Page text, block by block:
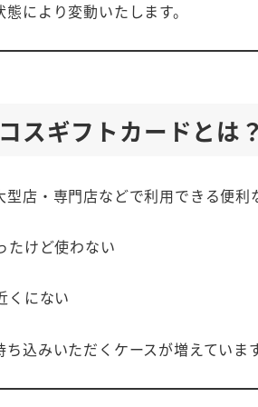
により変動いたします。
スギフトカードとは？
店・専門店などで利用できる便利
たけど使わない
くにない
込みいただくケースが増えています